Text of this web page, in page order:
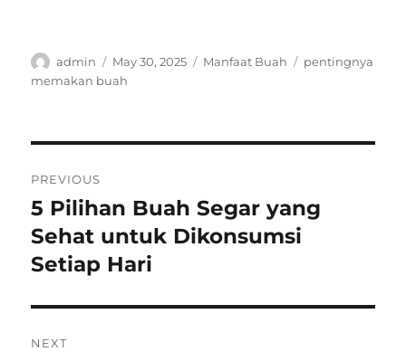
Author
admin
Posted
on
May 30, 2025 Categories
Manfaat Buah Tags
pentingnya
memakan buah
navigation
PREVIOUS
Previous
post:
5 Pilihan Buah Segar yang
Sehat untuk Dikonsumsi
Setiap Hari
NEXT